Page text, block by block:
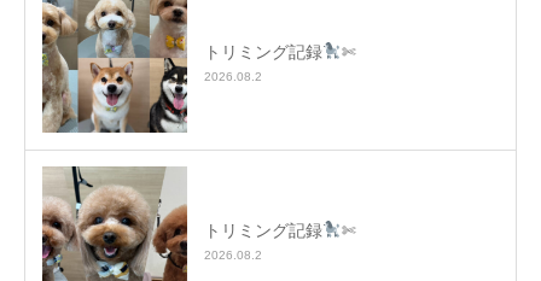
トリミング記録 ✄
2026.08.2
トリミング記録 ✄
2026.08.2